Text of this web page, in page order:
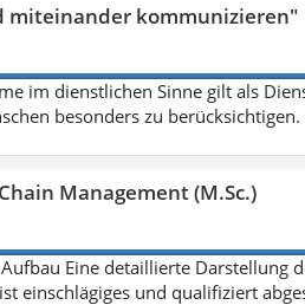
miteinander kommunizieren"
im dienstlichen Sinne gilt als
besonders zu berücksichtigen.
Management (M.Sc.)
Eine detaillierte Darstellung
einschlägiges und qualifiziert